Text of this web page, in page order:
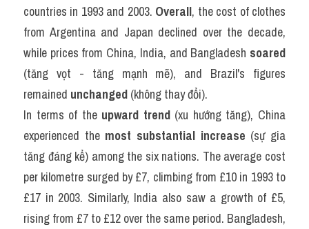
countries in 1993 and 2003. Overall, the cost of clothes
from Argentina and Japan declined over the decade,
while prices from China, India, and Bangladesh soared
(tăng vọt - tăng mạnh mẽ), and Brazil's figures
remained unchanged (không thay đổi).
In terms of the upward trend (xu hướng tăng), China
experienced the most substantial increase (sự gia
tăng đáng kể) among the six nations. The average cost
per kilometre surged by £7, climbing from £10 in 1993 to
£17 in 2003. Similarly, India also saw a growth of £5,
rising from £7 to £12 over the same period. Bangladesh,